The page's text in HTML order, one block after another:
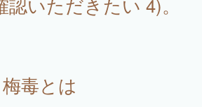
いただきたい 4)。
毒とは